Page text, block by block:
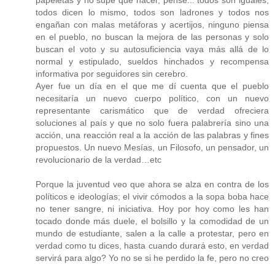
todos dicen lo mismo, todos son ladrones y todos nos
engañan con malas metáforas y acertijos, ninguno piensa
en el pueblo, no buscan la mejora de las personas y solo
buscan el voto y su autosuficiencia vaya más allá de lo
normal y estipulado, sueldos hinchados y recompensa
informativa por seguidores sin cerebro.
Ayer fue un día en el que me dí cuenta que el pueblo
necesitaría un nuevo cuerpo político, con un nuevo
representante carismático que de verdad ofreciera
soluciones al país y que no solo fuera palabrería sino una
acción, una reacción real a la acción de las palabras y fines
propuestos. Un nuevo Mesías, un Filosofo, un pensador, un
revolucionario de la verdad…etc
Porque la juventud veo que ahora se alza en contra de los
políticos e ideologías; el vivir cómodos a la sopa boba hace
no tener sangre, ni iniciativa. Hoy por hoy como les han
tocado donde más duele, el bolsillo y la comodidad de un
mundo de estudiante, salen a la calle a protestar, pero en
verdad como tu dices, hasta cuando durará esto, en verdad
servirá para algo? Yo no se si he perdido la fe, pero no creo